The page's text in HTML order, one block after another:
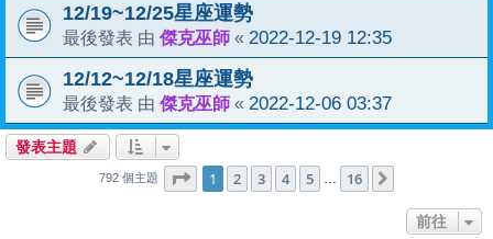
12/19~12/25星座運勢
最後發表 由 傑克巫師 « 2022-12-19 12:35
12/12~12/18星座運勢
最後發表 由 傑克巫師 « 2022-12-06 03:37
發表主題
792 個主題 第1 頁 (共 16頁)
1 2 3 4 5 … 16
前往